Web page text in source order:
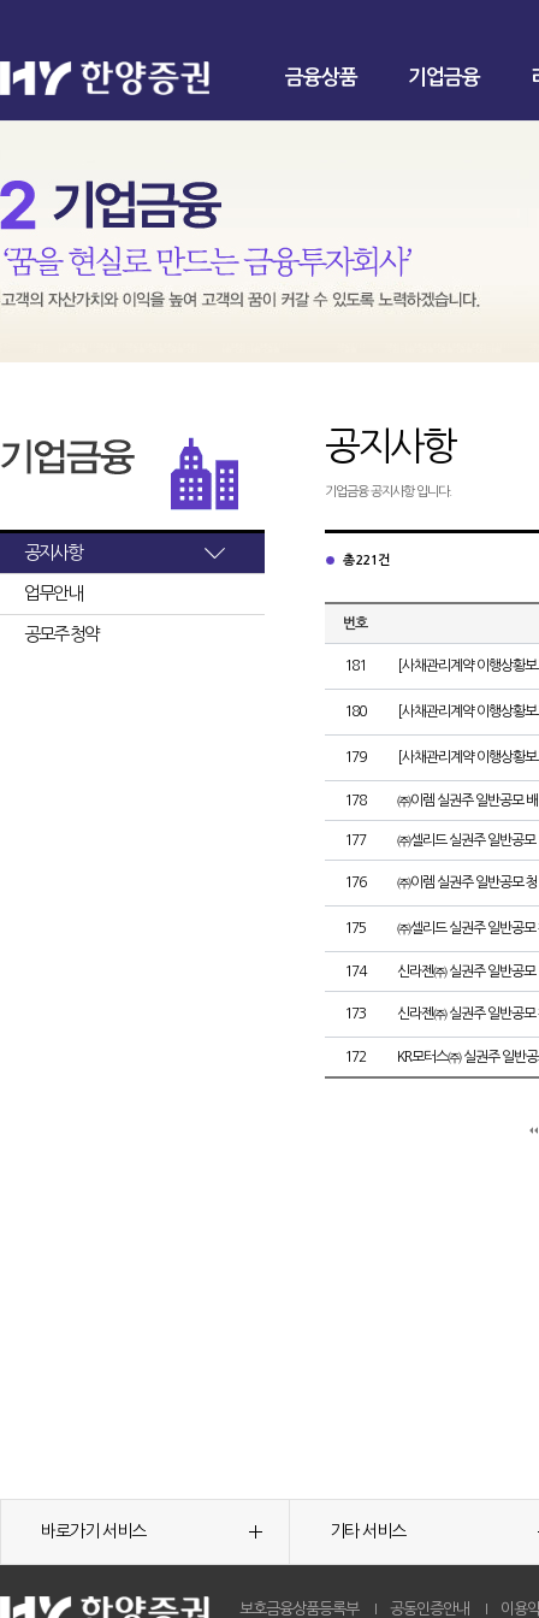
금융상품 기업금융
공지사항
업무안내
공모주 청약
공지사항
기업금융 공지사항 입니다.
총 221건
번호
181 [사채관리계약 이행상황
180 [사채관리계약 이행상황
179 [사채관리계약 이행상황
178 ㈜이렘 실권주 일반공모
177 ㈜셀리드 실권주 일반공모
176 ㈜이렘 실권주 일반공모
175 ㈜셀리드 실권주 일반공모
174 신라젠㈜ 실권주 일반공모
173 신라젠㈜ 실권주 일반공모
172 KR모터스㈜ 실권주 일반
바로가기 서비스 기타 서비스
보호금융상품등록부 공동인증안내 이용